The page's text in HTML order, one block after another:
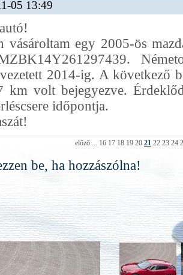
05 13:49
vásároltam egy 2005-ös
2014-ig. A következő
km volt bejegyezve.
időpontja.
előző ... 16 17 18 19 20 21 22 23 24
be, ha hozzászólna!